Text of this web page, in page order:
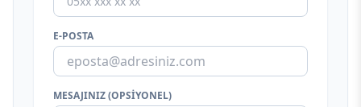
E-POSTA
MESAJINIZ (OPSIYONEL)